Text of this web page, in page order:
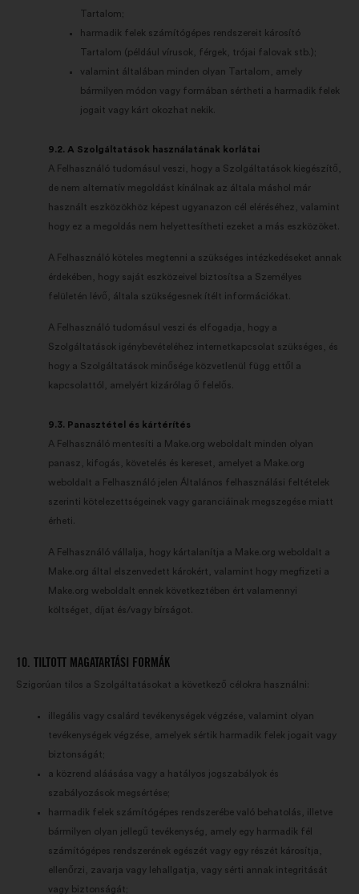
Tartalom;
harmadik felek számítógépes rendszereit károsító
Tartalom (például vírusok, férgek, trójai falovak stb.);
valamint általában minden olyan Tartalom, amely
bármilyen módon vagy formában sértheti a harmadik felek
jogait vagy kárt okozhat nekik.
9.2. A Szolgáltatások használatának korlátai
A Felhasználó tudomásul veszi, hogy a Szolgáltatások kiegészítő,
de nem alternatív megoldást kínálnak az általa máshol már
használt eszközökhöz képest ugyanazon cél eléréséhez, valamint
hogy ez a megoldás nem helyettesítheti ezeket a más eszközöket.
A Felhasználó köteles megtenni a szükséges intézkedéseket annak
érdekében, hogy saját eszközeivel biztosítsa a Személyes
felületén lévő, általa szükségesnek ítélt információkat.
A Felhasználó tudomásul veszi és elfogadja, hogy a
Szolgáltatások igénybevételéhez internetkapcsolat szükséges, és
hogy a Szolgáltatások minősége közvetlenül függ ettől a
kapcsolattól, amelyért kizárólag ő felelős.
9.3. Panasztétel és kártérítés
A Felhasználó mentesíti a Make.org weboldalt minden olyan
panasz, kifogás, követelés és kereset, amelyet a Make.org
weboldalt a Felhasználó jelen Általános felhasználási feltételek
szerinti kötelezettségeinek vagy garanciáinak megszegése miatt
érheti.
A Felhasználó vállalja, hogy kártalanítja a Make.org weboldalt a
Make.org által elszenvedett károkért, valamint hogy megfizeti a
Make.org weboldalt ennek következtében ért valamennyi
költséget, díjat és/vagy bírságot.
10. TILTOTT MAGATARTÁSI FORMÁK
Szigorúan tilos a Szolgáltatásokat a következő célokra használni:
illegális vagy csalárd tevékenységek végzése, valamint olyan
tevékenységek végzése, amelyek sértik harmadik felek jogait vagy
biztonságát;
a közrend aláásása vagy a hatályos jogszabályok és
szabályozások megsértése;
harmadik felek számítógépes rendszerébe való behatolás, illetve
bármilyen olyan jellegű tevékenység, amely egy harmadik fél
számítógépes rendszerének egészét vagy egy részét károsítja,
ellenőrzi, zavarja vagy lehallgatja, vagy sérti annak integritását
vagy biztonságát;